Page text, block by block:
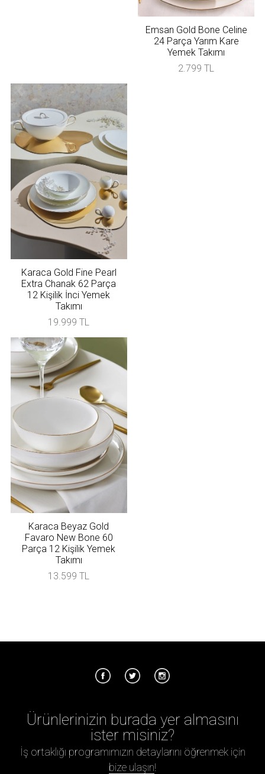
Emsan Gold Bone Celine
24 Parça Yarım Kare
Yemek Takımı
2.799 TL
Karaca Gold Fine Pearl
Extra Chanak 62 Parça
12 Kişilik İnci Yemek
Takımı
19.999 TL
Karaca Beyaz Gold
Favaro New Bone 60
Parça 12 Kişilik Yemek
Takımı
13.599 TL
Ürünlerinizin burada yer almasını
ister misiniz?
İş ortaklığı programımızın detaylarını öğrenmek için
bize ulaşın!